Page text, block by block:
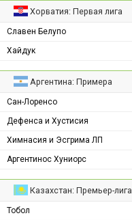
Хорватия: Первая лига
Славен Белупо
Хайдук
Аргентина: Примера
Сан-Лоренсо
Дефенса и Хустисия
Химнасия и Эсгрима ЛП
Аргентинос Хуниорс
Казахстан: Премьер-лига
Тобол